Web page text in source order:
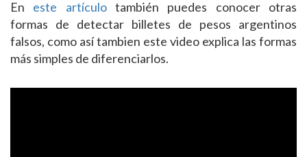
En este artículotambién puedes conocer otras
formas de detectar billetes de pesos argentinos
falsos, como así tambien este video explica las formas
más simples de diferenciarlos.